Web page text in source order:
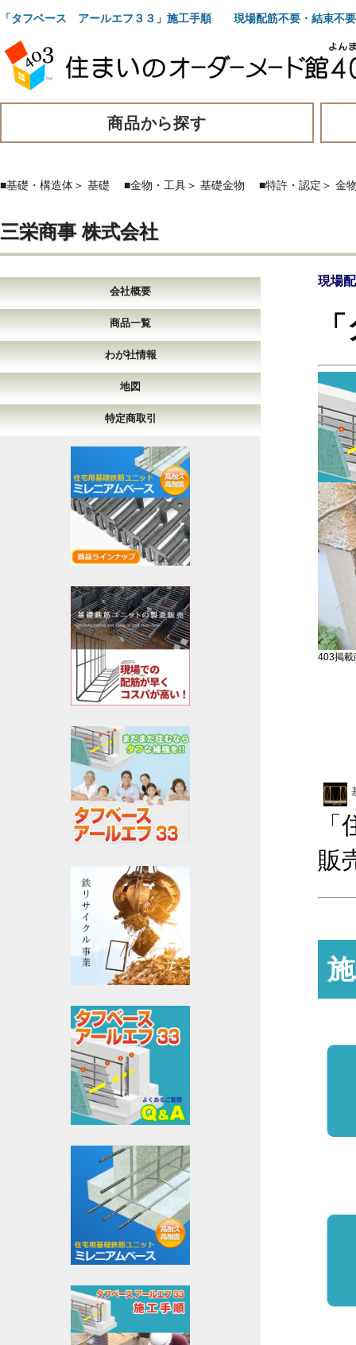
「タフベース アールエフ３３」施工手順 現場配筋不要・結束不要
商品から探す
■基礎・構造体＞ 基礎 ■金物・工具＞ 基礎金物 ■特許・認定 ＞ 金
三栄商事 株式会社
会社概要
商品一覧
わが社情報
地図
特定商取引
現場
403掲載
販